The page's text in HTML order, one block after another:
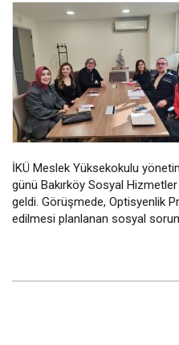
İKÜ Meslek Yüksekokulu
günü Bakırköy Sosyal
geldi. Görüşmede, Optisyenlik
edilmesi planlanan sosyal